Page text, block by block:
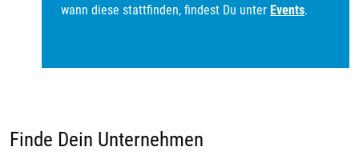
wann diese stattfinden, findest Du unter Events.
Finde Dein Unternehmen